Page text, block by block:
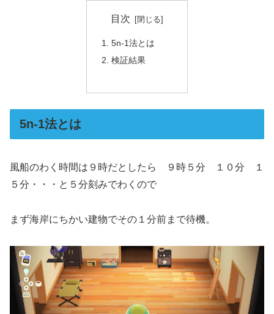
目次
5n-1法とは
検証結果
5n-1法とは
風船のわく時間は９時だとしたら ９時５分 １０分 １
５分・・・と５分刻みでわくので
まず海岸にちかい建物でその１分前まで待機。